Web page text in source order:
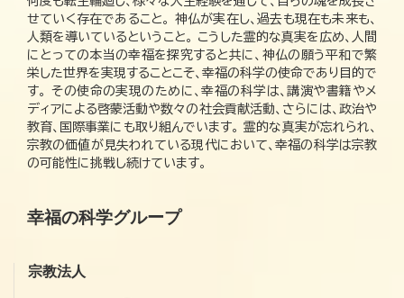
せていく存在であること。 神仏が実在し、過去も現在も未来も、
人類を導いているということ。 こうした霊的な真実を広め、人間
にとっての本当の幸福を探究すると共に、神仏の願う平和で繁
栄した世界を実現することこそ、幸福の科学の使命であり目的で
す。 その使命の実現のために、幸福の科学は、講演や書籍やメ
ディアによる啓蒙活動や数々の社会貢献活動、さらには、政治や
教育、国際事業にも取り組んでいます。 霊的な真実が忘れられ、
宗教の価値が見失われている現代において、幸福の科学は宗教
の可能性に挑戦し続けています。
幸福の科学グループ
宗教法人